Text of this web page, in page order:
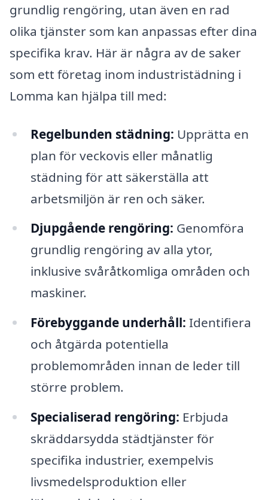
grundlig rengöring, utan även en rad
olika tjänster som kan anpassas efter dina
specifika krav. Här är några av de saker
som ett företag inom industristädning i
Lomma kan hjälpa till med:
Regelbunden städning: Upprätta en
plan för veckovis eller månatlig
städning för att säkerställa att
arbetsmiljön är ren och säker.
Djupgående rengöring: Genomföra
grundlig rengöring av alla ytor,
inklusive svåråtkomliga områden och
maskiner.
Förebyggande underhåll: Identifiera
och åtgärda potentiella
problemområden innan de leder till
större problem.
Specialiserad rengöring: Erbjuda
skräddarsydda städtjänster för
specifika industrier, exempelvis
livsmedelsproduktion eller